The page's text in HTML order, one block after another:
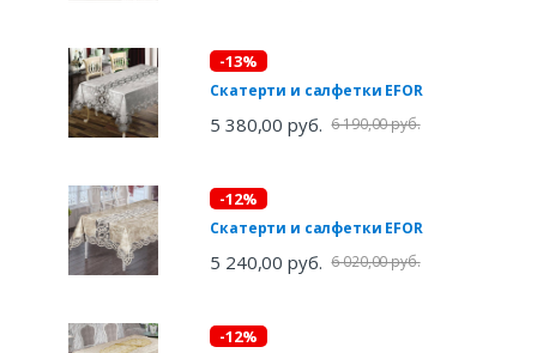
-13%
Скатерти и салфетки EFOR
5 380,00 руб. 6 190,00 руб.
-12%
Скатерти и салфетки EFOR
5 240,00 руб. 6 020,00 руб.
-12%